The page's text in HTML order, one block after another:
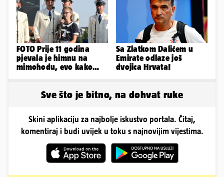
FOTO Prije 11 godina
pjevala je himnu na
mimohodu, evo kako
Sa Zlatkom Dalićem u
Emirate odlaze još
dvojica Hrvata!
Sve što je bitno, na dohvat ruke
Skini aplikaciju za najbolje iskustvo portala. Čitaj,
komentiraj i budi uvijek u toku s najnovijim vijestima.